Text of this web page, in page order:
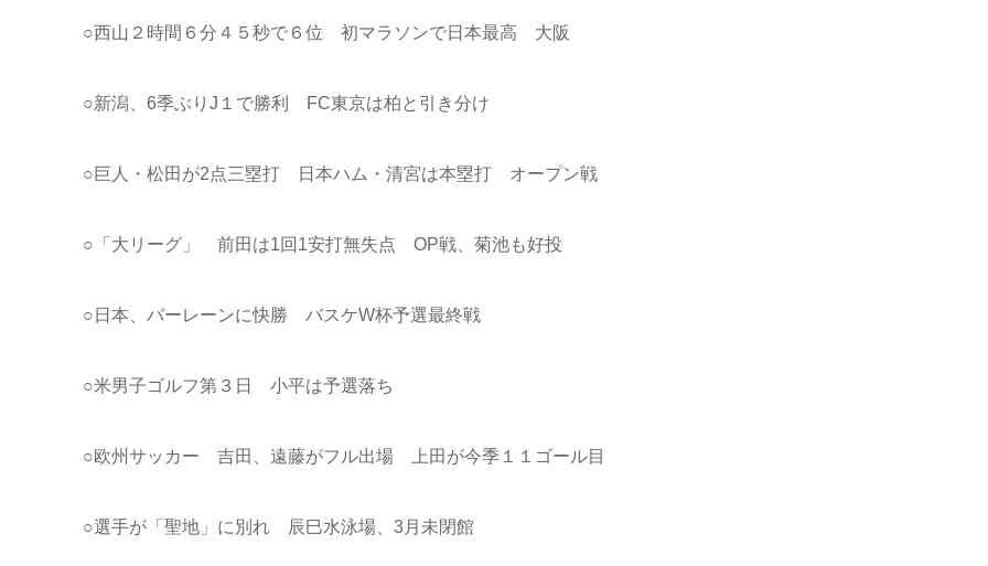
○西山２時間６分４５秒で６位 初マラソンで日本最高 大阪
○新潟、6季ぶりJ１で勝利 FC東京は柏と引き分け
○巨人・松田が2点三塁打 日本ハム・清宮は本塁打 オープン戦
○「大リーグ」 前田は1回1安打無失点 OP戦、菊池も好投
○日本、バーレーンに快勝 バスケW杯予選最終戦
○米男子ゴルフ第３日 小平は予選落ち
○欧州サッカー 吉田、遠藤がフル出場 上田が今季１１ゴール目
○選手が「聖地」に別れ 辰巳水泳場、3月未閉館